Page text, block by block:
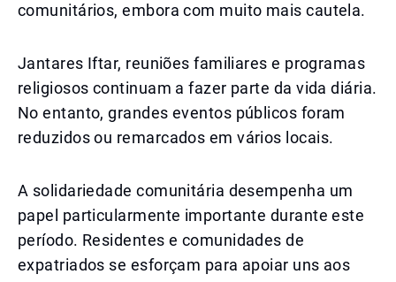
comunitários, embora com muito mais cautela.
Jantares Iftar, reuniões familiares e programas
religiosos continuam a fazer parte da vida diária.
No entanto, grandes eventos públicos foram
reduzidos ou remarcados em vários locais.
A solidariedade comunitária desempenha um
papel particularmente importante durante este
período. Residentes e comunidades de
expatriados se esforçam para apoiar uns aos